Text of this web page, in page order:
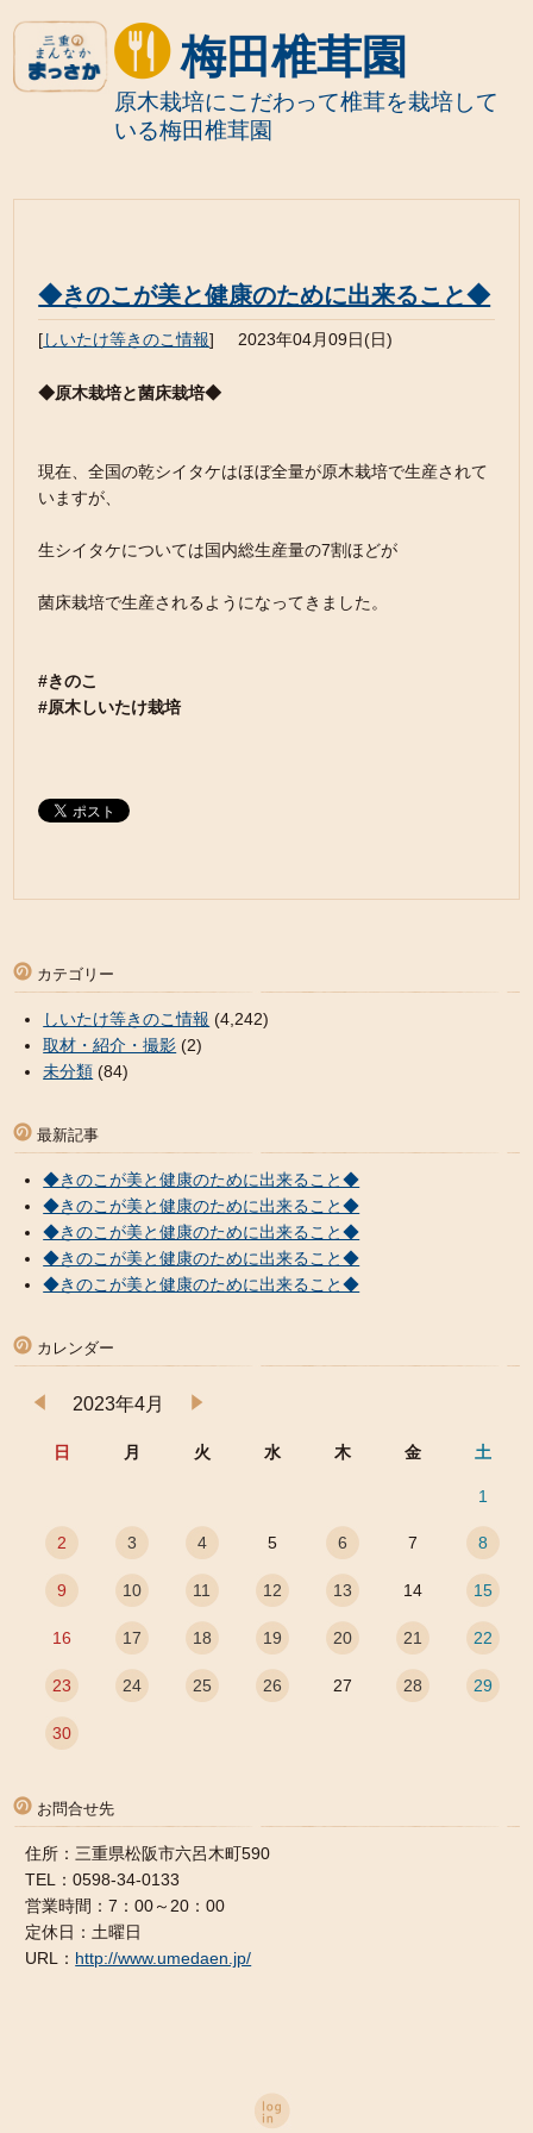
梅田椎茸園
原木栽培にこだわって椎茸を栽培して
いる梅田椎茸園
◆きのこが美と健康のために出来ること◆
[しいたけ等きのこ情報] 2023年04月09日(日)
◆原木栽培と菌床栽培◆
現在、全国の乾シイタケはほぼ全量が原木栽培で生産されて
いますが、
生シイタケについては国内総生産量の7割ほどが
菌床栽培で生産されるようになってきました。
#きのこ
#原木しいたけ栽培
カテゴリー
しいたけ等きのこ情報 (4,242)
取材・紹介・撮影 (2)
未分類 (84)
最新記事
◆きのこが美と健康のために出来ること◆
◆きのこが美と健康のために出来ること◆
◆きのこが美と健康のために出来ること◆
◆きのこが美と健康のために出来ること◆
◆きのこが美と健康のために出来ること◆
カレンダー
2023年4月
日 月 火 水 木 金 土
1
2 3 4 5 6 7 8
9 10 11 12 13 14 15
16 17 18 19 20 21 22
23 24 25 26 27 28 29
30
お問合せ先
住所：三重県松阪市六呂木町590
TEL：0598-34-0133
営業時間：7：00～20：00
定休日：土曜日
URL： http://www.umedaen.jp/